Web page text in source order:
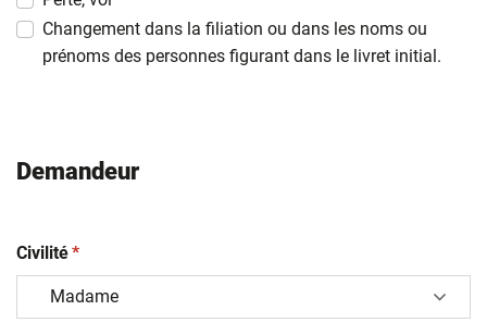
AAAA
Changement dans la filiation ou dans les noms ou
prénoms des personnes figurant dans le livret initial.
Demandeur
Civilité(obligatoire)
*